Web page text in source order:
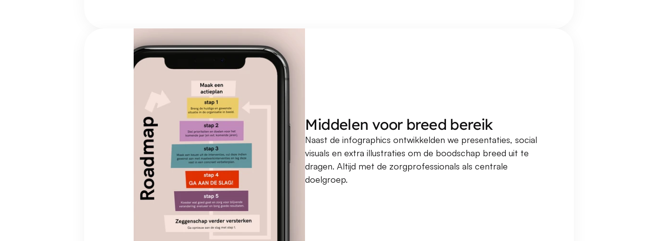
Middelen voor breed bereik
Naast de infographics ontwikkelden we presentaties, social
visuals en extra illustraties om de boodschap breed uit te
dragen. Altijd met de zorgprofessionals als centrale
doelgroep.